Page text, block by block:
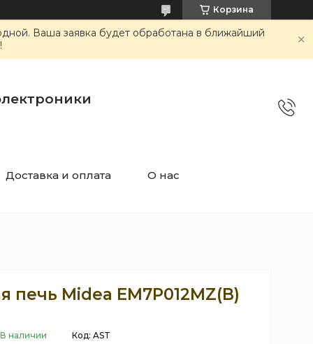
Корзина
Ваша заявка будет обработана в ближайший
Доставка и оплата О нас
печь Midea EM7P012MZ(B)
В наличии Код: AST